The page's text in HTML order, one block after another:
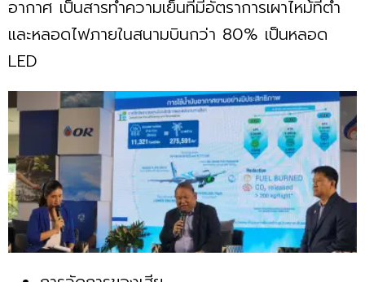
อากาศ เป็นสารทำความเย็นที่มีอัตราการเผาไหม้ที่ต่ำ
และหลอดไฟภายในสนามบินกว่า 80% เป็นหลอด
LED